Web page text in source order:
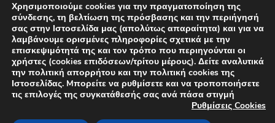
Χρησιμοποιούμε cookies για την πραγματοποίηση της
σύνδεσης, τη βελτίωση της πρόσβασης και την περιήγησή
σας στην Ιστοσελίδα μας (απολύτως απαραίτητα) και για να
λαμβάνουμε ορισμένες πληροφορίες σχετικά με την
επισκεψιμότητά της και τον τρόπο που περιηγούνται οι
χρήστες (cookies επιδόσεων/τρίτου μέρους). Δείτε αναλυτικά
την πολιτική απορρήτου και την πολιτική cookies της
Ιστοσελίδας. Mπορείτε να ρυθμίσετε και να τροποποιήσετε
τις επιλογές της συγκατάθεσής σας ανά πάσα στιγμή
Ρυθμίσεις Cookies